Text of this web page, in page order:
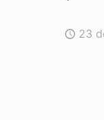
23